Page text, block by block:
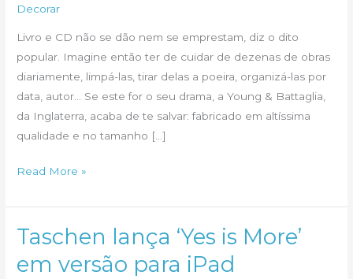
Decorar
Livro e CD não se dão nem se emprestam, diz o dito
popular. Imagine então ter de cuidar de dezenas de obras
diariamente, limpá-las, tirar delas a poeira, organizá-las por
data, autor… Se este for o seu drama, a Young & Battaglia,
da Inglaterra, acaba de te salvar: fabricado em altíssima
qualidade e no tamanho […]
Livros
parede.
Que
Read More »
Taschen lança ‘Yes is More’
em versão para iPad